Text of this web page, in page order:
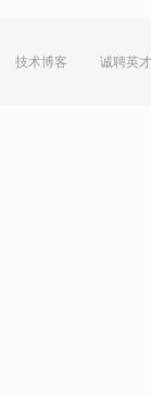
技术博客 诚聘英才